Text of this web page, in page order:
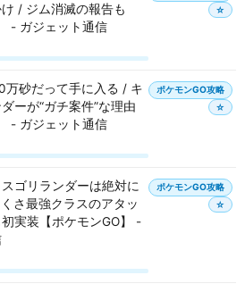
/ ジム消滅の報告も
- ガジェット通信
☆
万砂だって手に入る / キ
ーが“ガチ案件”な理由
- ガジェット通信
ポケモンGO攻略
☆
ゴリランダーは絶対に
さ最強クラスのアタッ
実装【ポケモンGO】 -
ポケモンGO攻略
☆